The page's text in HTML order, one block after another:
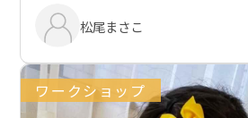
松尾まさこ
ワークショップ